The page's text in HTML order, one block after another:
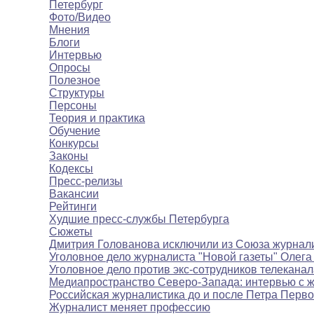
Петербург
Фото/Видео
Мнения
Блоги
Интервью
Опросы
Полезное
Структуры
Персоны
Теория и практика
Обучение
Конкурсы
Законы
Кодексы
Пресс-релизы
Вакансии
Рейтинги
Худшие пресс-службы Петербурга
Сюжеты
Дмитрия Голованова исключили из Союза
Уголовное дело журналиста "Новой газеты"
Уголовное дело против экс-сотрудников
Медиапространство Северо-Запада: интервью с
Российская журналистика до и после Петра
Журналист меняет профессию